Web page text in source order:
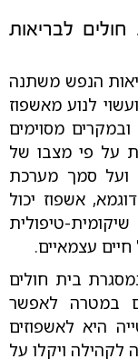
לבריאות
הנפש משתנה
לנוע מאשפוז
מסוימים
על פי מצבו של
ועל סמך מערכת
אשפוז יכול
טיפולית
חיים עצמאיים.
בית חולים
במטרה לאפשר
היא לאשפוזים
לקהילה ויקלו על